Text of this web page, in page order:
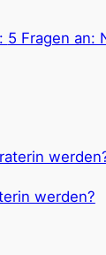
5 Fragen an:
werden?